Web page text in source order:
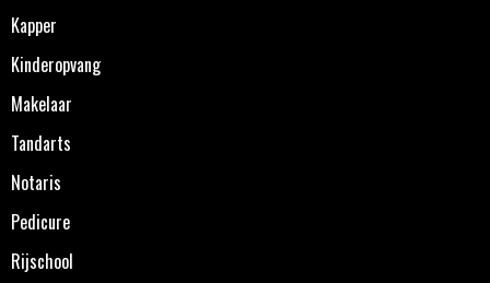
Kapper
Kinderopvang
Makelaar
Tandarts
Notaris
Pedicure
Rijschool